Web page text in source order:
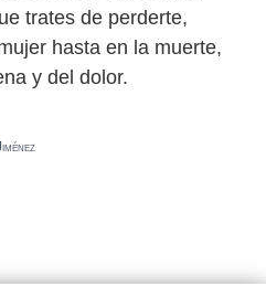
trates de perderte,
hasta en la muerte,
y del dolor.